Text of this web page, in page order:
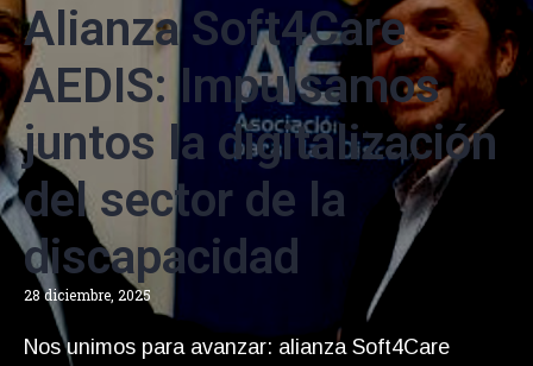
Alianza Soft4Care
AEDIS: Impulsamos
juntos la digitalización
del sector de la
discapacidad
28 diciembre, 2025
Nos unimos para avanzar: alianza Soft4Care